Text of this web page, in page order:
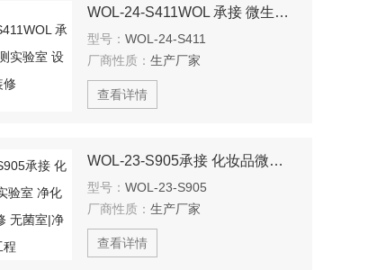
WOL-24-S411WOL 承接 微生物检测实验室 设计装修
型号： WOL-24-S411
厂商性质： 生产厂家
查看详情
WOL-23-S905承接 化妆品微生物实验室 净化工程设计装修 无菌室|净化工程
型号： WOL-23-S905
厂商性质： 生产厂家
查看详情